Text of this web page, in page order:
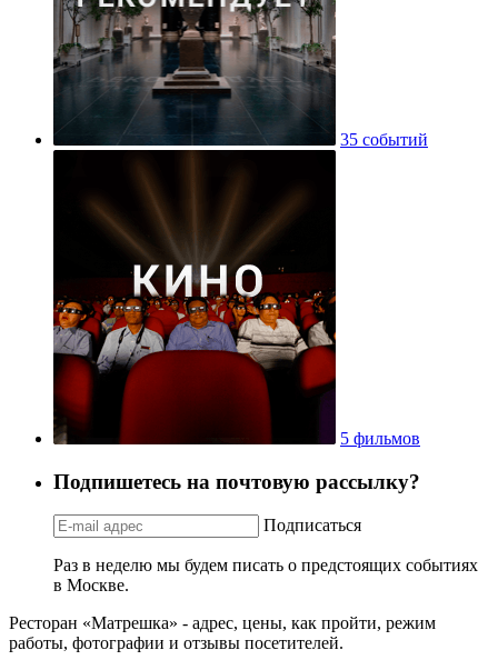
35 событий
5 фильмов
Подпишетесь на почтовую рассылку?
Подписаться
Раз в неделю мы будем писать о предстоящих событиях
в Москве.
Ресторан «Матрешка» - адрес, цены, как пройти, режим
работы, фотографии и отзывы посетителей.